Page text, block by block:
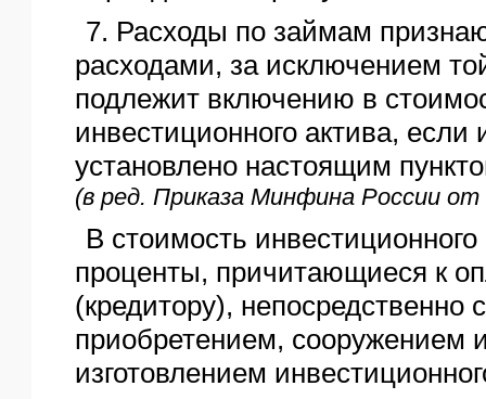
7. Расходы по займам
расходами, за исключением
подлежит включению в
инвестиционного актива, если
установлено настоящим
(в ред. Приказа Минфина России от
В стоимость
проценты, причитающиеся к
(кредитору), непосредственно
приобретением, сооружением
изготовлением